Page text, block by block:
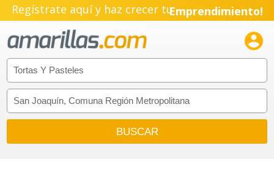
Regístrate aquí y haz crecer tuEmprendimiento!
